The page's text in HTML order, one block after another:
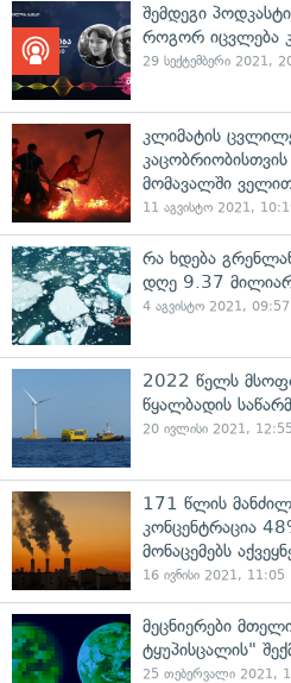
შემდეგი
როგორ იცვლება
29 სექტემბერი 2021,
კლიმატის
მომავალში
11 აგვისტო 2021,
რა ხდება
დღე 9.37
4 აგვისტო 2021, 09:57
2022 წელს
წყალბადის
20 ივლისი 2021, 12:55
171 წლის
კონცენტრაცია
მონაცემებს
16 ივნისი 2021, 11:05
მეცნიერები
ტყუპისცალის"
25 თებერვალი 2021,